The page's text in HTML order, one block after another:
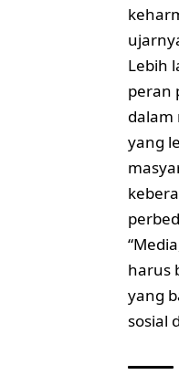
Lebih
peran
dalam
yang
harus
yang
sosial